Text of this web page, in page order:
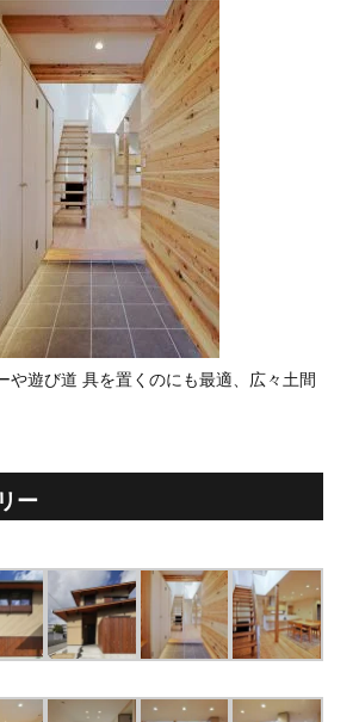
や遊び道 具を置くのにも最適、広々土間
ー